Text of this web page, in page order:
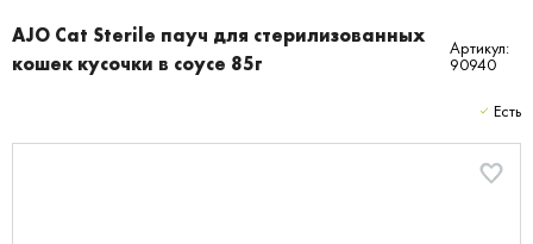
AJO Cat Sterile пауч для стерилизованных
кошек кусочки в соусе 85г
Артикул:
90940
Есть